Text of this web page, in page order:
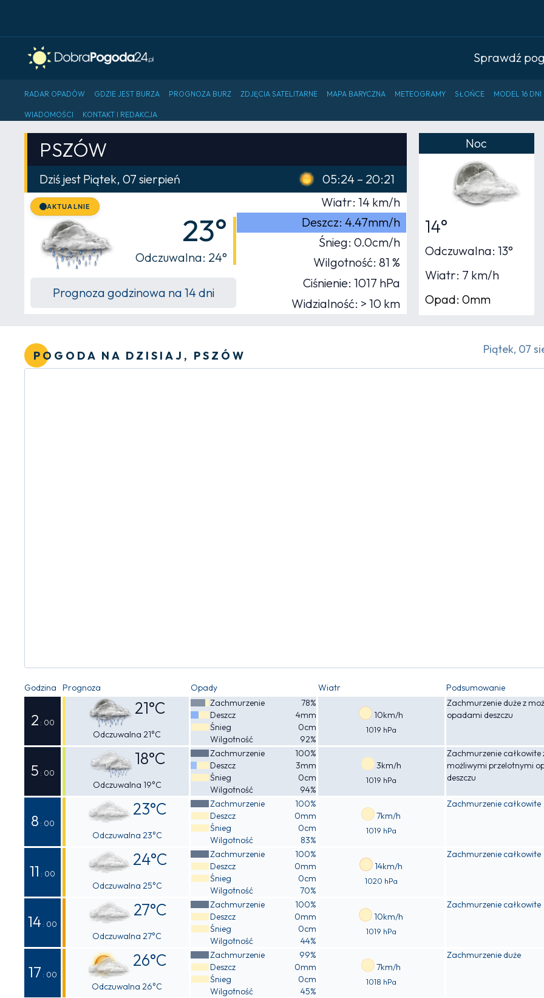
Sprawdź
RADAR OPADÓW GDZIE JEST BURZA PROGNOZA BURZ ZDJĘCIA SATELITARNE MAPA BARYCZNA METEOGRAMY SŁOŃCE MODEL 16 DNI
WIADOMOŚCI KONTAKT I REDAKCJA
PSZÓW
Dziś jest Piątek, 07 sierpień 05:24 – 20:21
AKTUALNIE
23°
Odczuwalna: 24°
Prognoza godzinowa na 14 dni
Wiatr: 14 km/h
Deszcz: 4.47mm/h
Śnieg: 0.0cm/h
Wilgotność: 81 %
Ciśnienie: 1017 hPa
Widzialność: > 10 km
Noc
14°
Odczuwalna: 13°
Wiatr: 7 km/h
Opad: 0mm
POGODA NA DZISIAJ, PSZÓW Piątek, 07
Godzina Prognoza Opady Wiatr Podsumowanie
2 : 00
21°C
Odczuwalna 21°C
Zachmurzenie
78%
Deszcz
4mm
Śnieg
0cm
Wilgotność
92%
10km/h
1019 hPa
Zachmurzenie duże z
opadami deszczu
5 : 00
18°C
Odczuwalna 19°C
Zachmurzenie
100%
Deszcz
3mm
Śnieg
0cm
Wilgotność
94%
3km/h
1019 hPa
Zachmurzenie całkowite
możliwymi przelotnymi
deszczu
8 : 00
23°C
Odczuwalna 23°C
Zachmurzenie
100%
Deszcz
0mm
Śnieg
0cm
Wilgotność
83%
7km/h
1019 hPa
Zachmurzenie całkowite
11 : 00
24°C
Odczuwalna 25°C
Zachmurzenie
100%
Deszcz
0mm
Śnieg
0cm
Wilgotność
70%
14km/h
1020 hPa
Zachmurzenie całkowite
14 : 00
27°C
Odczuwalna 27°C
Zachmurzenie
100%
Deszcz
0mm
Śnieg
0cm
Wilgotność
44%
10km/h
1019 hPa
Zachmurzenie całkowite
17 : 00
26°C
Odczuwalna 26°C
Zachmurzenie
99%
Deszcz
0mm
Śnieg
0cm
Wilgotność
45%
7km/h
1018 hPa
Zachmurzenie duże